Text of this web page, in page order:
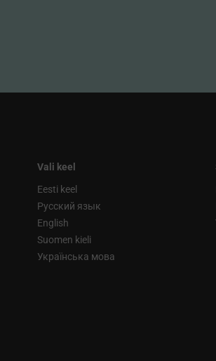
Vali keel
Eesti keel
Русский язык
English
Suomen kieli
Українська мова